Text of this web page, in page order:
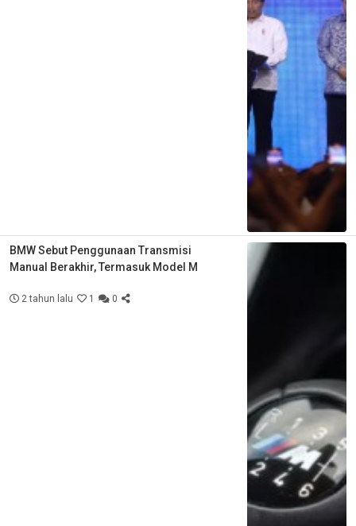
BMW Sebut Penggunaan Transmisi
Manual Berakhir, Termasuk Model M
2 tahun lalu 1 0